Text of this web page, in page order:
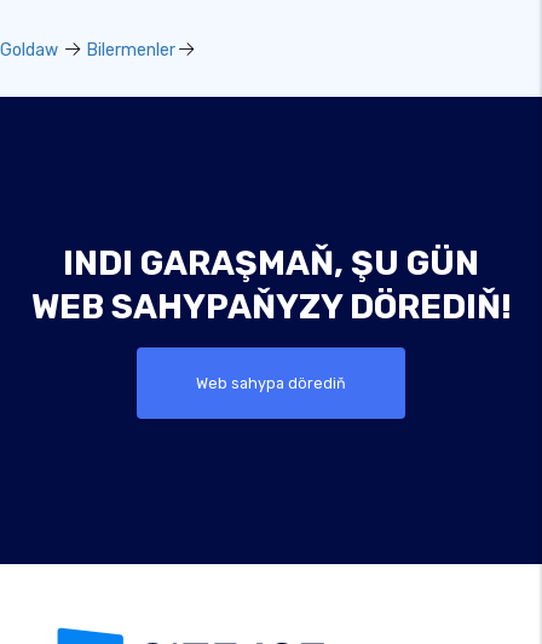
Goldaw Bilermenler
INDI GARAŞMAŇ, ŞU GÜN
WEB SAHYPAŇYZY DÖREDIŇ!
Web sahypa dörediň